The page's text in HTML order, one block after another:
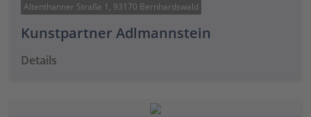
Altenthanner Straße 1, 93170 Bernhardswald
Kunstpartner Adlmannstein
Details